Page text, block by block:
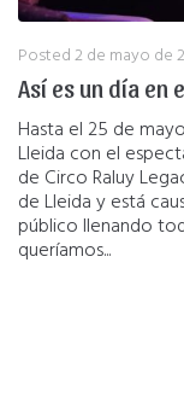
Posted2 de mayo de
Así es un día en
Hasta el 25 de
Lleida con el
de Circo Raluy
de Lleida y está
público llenando
queríamos...